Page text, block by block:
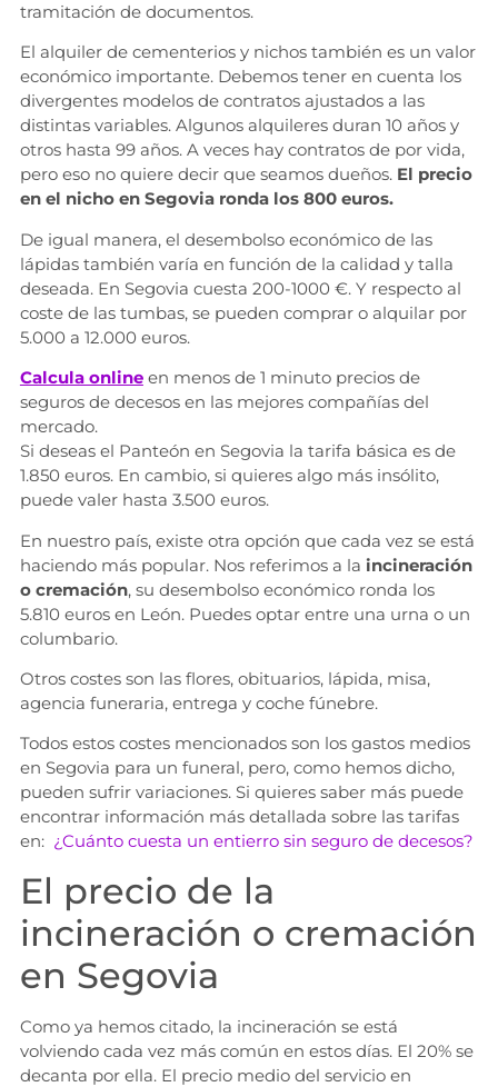
tramitación de documentos.
El alquiler de cementerios y nichos también es un valor
económico importante. Debemos tener en cuenta los
divergentes modelos de contratos ajustados a las
distintas variables. Algunos alquileres duran 10 años y
otros hasta 99 años. A veces hay contratos de por vida,
pero eso no quiere decir que seamos dueños. El precio
en el nicho en Segovia ronda los 800 euros.
De igual manera, el desembolso económico de las
lápidas también varía en función de la calidad y talla
deseada. En Segovia cuesta 200-1000 €. Y respecto al
coste de las tumbas, se pueden comprar o alquilar por
5.000 a 12.000 euros.
Calcula onlineen menos de 1 minuto precios de
seguros de decesos en las mejores compañías del
mercado.
Si deseas el Panteón en Segovia la tarifa básica es de
1.850 euros. En cambio, si quieres algo más insólito,
puede valer hasta 3.500 euros.
En nuestro país, existe otra opción que cada vez se está
haciendo más popular. Nos referimos a la incineración
o cremación, su desembolso económico ronda los
5.810 euros en León. Puedes optar entre una urna o un
columbario.
Otros costes son las flores, obituarios, lápida, misa,
agencia funeraria, entrega y coche fúnebre.
Todos estos costes mencionados son los gastos medios
en Segovia para un funeral, pero, como hemos dicho,
pueden sufrir variaciones. Si quieres saber más puede
encontrar información más detallada sobre las tarifas
en: ¿Cuánto cuesta un entierro sin seguro de decesos?
El precio de la
incineración o cremación
en Segovia
Como ya hemos citado, la incineración se está
volviendo cada vez más común en estos días. El 20% se
decanta por ella. El precio medio del servicio en